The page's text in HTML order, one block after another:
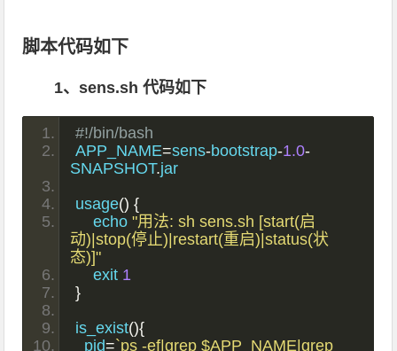
脚本代码如下
1、sens.sh 代码如下
#!/bin/bash
APP_NAME=sens-bootstrap-1.0-
SNAPSHOT.jar
usage() {
    echo
"用法: sh sens.sh [start(启
动)|stop(停止)|restart(重启)|status(状
态)]"
    exit
1
}
is_exist(){
  pid
=`ps -ef|grep $APP_NAME|grep